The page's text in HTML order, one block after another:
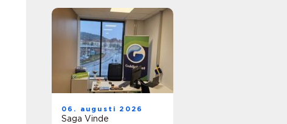
06. augusti 2026
Saga Vinde